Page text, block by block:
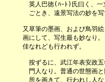
英人巴徳(ﾊｰﾄ)氏曰く、一立斎
ごとき、遠景写法の妙を写す
又草筆の墨画、および鳥羽絵、
画にして、写生最も妙なり。ま
佳なれども行われず。
按ずるに、武江年表安政五年
門人なり。普通の世態画と同じ
所を画きて、行われし人なり